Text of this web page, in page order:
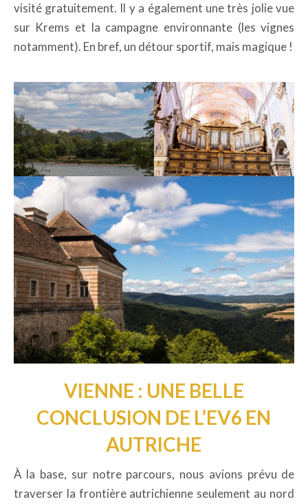
visité gratuitement. Il y a également une très jolie vue
sur Krems et la campagne environnante (les vignes
notamment). En bref, un détour sportif, mais magique !
VIENNE : UNE BELLE
CONCLUSION DE L’EV6 EN
AUTRICHE
À la base, sur notre parcours, nous avions prévu de
traverser la frontière autrichienne seulement au nord